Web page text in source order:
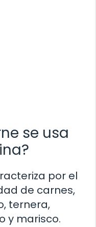
se usa
por el
de carnes,
ternera,
y marisco.